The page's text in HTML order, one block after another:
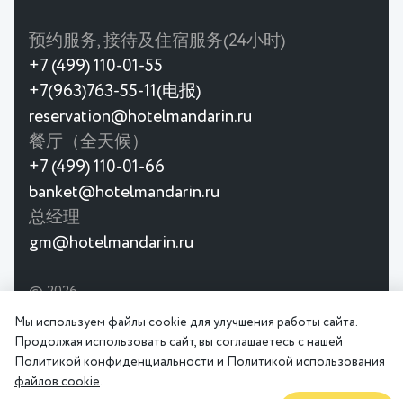
预约服务, 接待及住宿服务(24小时)
+7 (499) 110-01-55
+7(963)763-55-11(电报)
reservation@hotelmandarin.ru
餐厅（全天候）
+7 (499) 110-01-66
banket@hotelmandarin.ru
总经理
gm@hotelmandarin.ru
© 2026
铁站的酒店。 宽敞的客房，餐厅，会议厅。
Мы используем файлы cookie для улучшения работы сайта.
Продолжая использовать сайт, вы соглашаетесь с нашей
Политикой конфиденциальности и Политикой использования
файлов cookie.